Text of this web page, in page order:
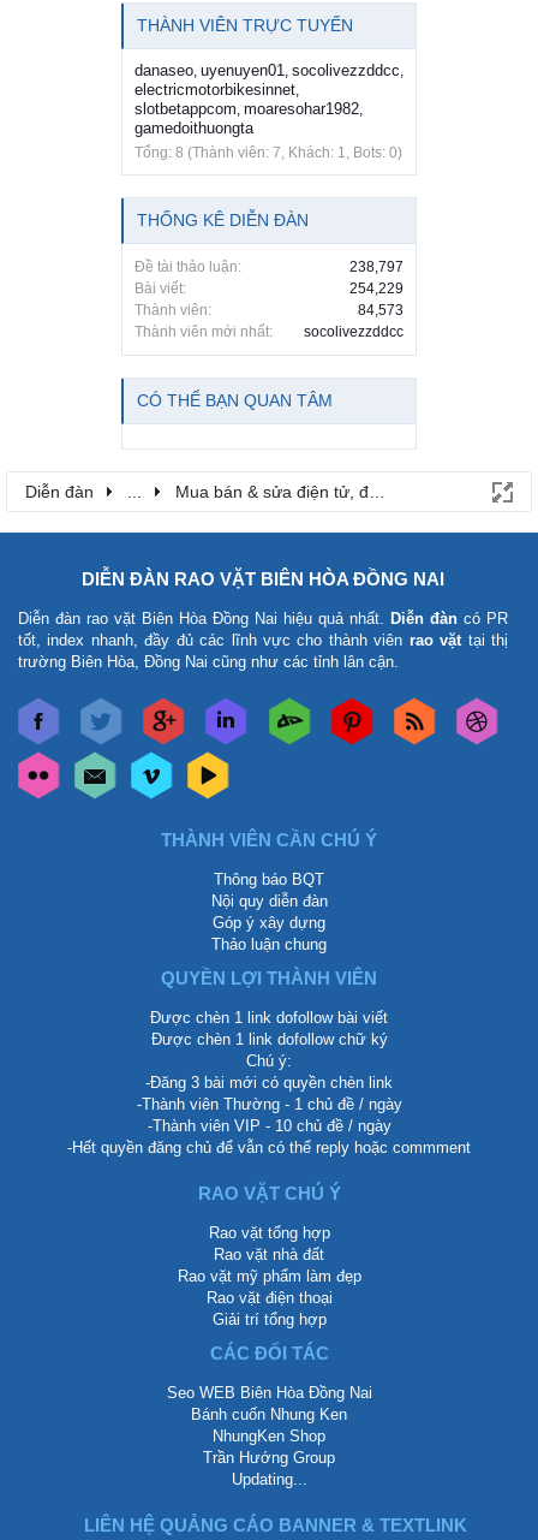
THÀNH VIÊN TRỰC TUYẾN
danaseo uyenuyen01 socolivezzddcc
electricmotorbikesinnet
slotbetappcom moaresohar1982
gamedoithuongta
Tổng: 8 (Thành viên: 7, Khách: 1, Bots: 0)
THỐNG KÊ DIỄN ĐÀN
Đề tài thảo luận:
238,797
Bài viết:
254,229
Thành viên:
84,573
Thành viên mới nhất:
socolivezzddcc
CÓ THỂ BẠN QUAN TÂM
Diễn đàn Mua bán & sửa điện tử, điện lạnh
DIỄN ĐÀN RAO VẶT BIÊN HÒA ĐỒNG NAI
Diễn đàn rao vặt Biên Hòa Đồng Nai hiệu quả nhất. Diễn đàn có PR
tốt, index nhanh, đầy đủ các lĩnh vực cho thành viên rao vặt tại thị
trường Biên Hòa, Đồng Nai cũng như các tỉnh lân cận.
THÀNH VIÊN CẦN CHÚ Ý
Thông báo BQT
Nội quy diễn đàn
Góp ý xây dựng
Thảo luận chung
QUYỀN LỢI THÀNH VIÊN
Được chèn 1 link dofollow bài viết
Được chèn 1 link dofollow chữ ký
Chú ý:
-Đăng 3 bài mới có quyền chèn link
-Thành viên Thường - 1 chủ đề / ngày
-Thành viên VIP - 10 chủ đề / ngày
-Hết quyền đăng chủ để vẫn có thể reply hoặc commment
RAO VẶT CHÚ Ý
Rao vặt tổng hợp
Rao vặt nhà đất
Rao vặt mỹ phẩm làm đẹp
Rao vặt điện thoại
Giải trí tổng hợp
CÁC ĐỐI TÁC
Seo WEB Biên Hòa Đồng Nai
Bánh cuốn Nhung Ken
NhungKen Shop
Trần Hướng Group
Updating...
LIÊN HỆ QUẢNG CÁO BANNER & TEXTLINK